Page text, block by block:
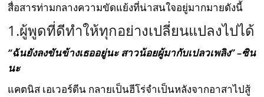
สื่อสารท่ามกลางความขัดแย้งที่น่าสนใจอยู่มากมายดังนี้
1.ผู้พูดที่ดีทำให้ทุกอย่างเปลี่ยนแปลงไปได้
“ฉันยังลงขันข้างเธออยู่นะ สาวน้อยผู้มากับเปลวเพลิง” –ซิน
นะ
แคตนิส เอเวอร์ดีน กลายเป็นฮีโร่จำเป็นหลังจากอาสาไปสู้